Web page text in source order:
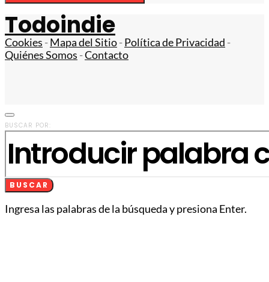
Todoindie
Cookies -Mapa del Sitio-Política de Privacidad -
Quiénes Somos -Contacto
BUSCAR POR:
BUSCAR
Ingresa las palabras de la búsqueda y presiona Enter.